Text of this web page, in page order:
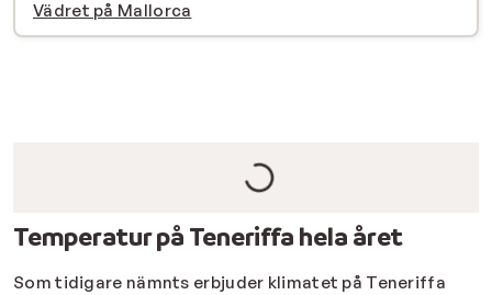
Vädret på Mallorca
Temperatur på Teneriffa hela året
Som tidigare nämnts erbjuder klimatet på Teneriffa